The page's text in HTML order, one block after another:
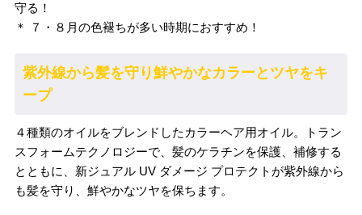
守る！
＊ ７・８月の色褪ちが多い時期におすすめ！
紫外線から髪を守り鮮やかなカラーとツヤをキ
ープ
４種類のオイルをブレンドしたカラーヘア用オイル。トラン
スフォームテクノロジーで、髪のケラチンを保護、補修する
とともに、新ジュアル UV ダメージ プロテクトが紫外線から
も髪を守り、鮮やかなツヤを保ちます。